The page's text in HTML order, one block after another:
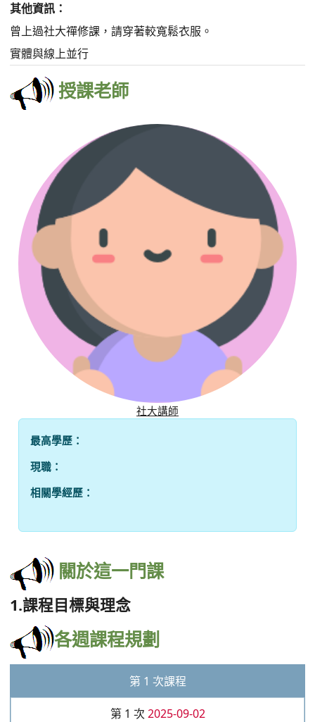
其他資訊：
曾上過社大禪修課，請穿著較寬鬆衣服。
實體與線上並行
授課老師
社大講師
最高學歷：
現職：
相關學經歷：
關於這一門課
1.課程目標與理念
各週課程規劃
第 1 次課程
第 1 次 2025-09-02